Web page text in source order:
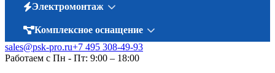
Электромонтаж
Комплексное оснащение
sales@psk-pro.ru+7 495 308-49-93
Работаем с Пн - Пт: 9:00 – 18:00